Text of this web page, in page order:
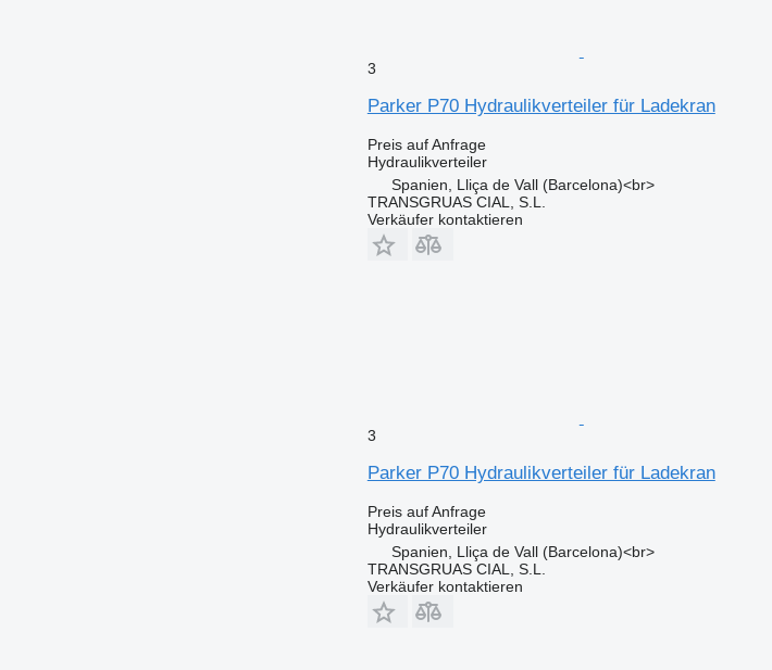
3
Parker P70 Hydraulikverteiler für Ladekran
Preis auf Anfrage
Hydraulikverteiler
Spanien, Lliça de Vall (Barcelona)<br>
TRANSGRUAS CIAL, S.L.
Verkäufer kontaktieren
3
Parker P70 Hydraulikverteiler für Ladekran
Preis auf Anfrage
Hydraulikverteiler
Spanien, Lliça de Vall (Barcelona)<br>
TRANSGRUAS CIAL, S.L.
Verkäufer kontaktieren